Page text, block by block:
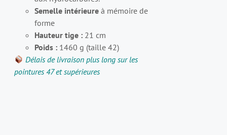
Semelle intérieure à mémoire de
forme
Hauteur tige : 21 cm
Poids : 1460 g (taille 42)
Délais de livraison plus long sur les
pointures 47 et supérieures